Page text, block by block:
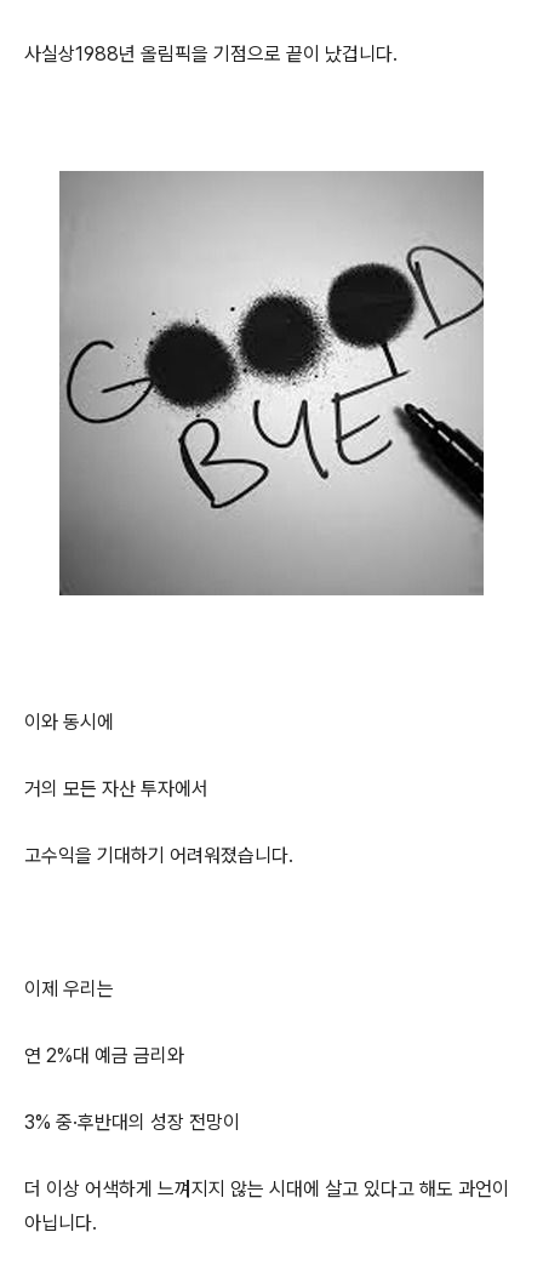
사실상1988년 올림픽을 기점으로 끝이 났겁니다.
이와 동시에
거의 모든 자산 투자에서
고수익을 기대하기 어려워졌습니다.
이제 우리는
연 2%대 예금 금리와
3% 중·후반대의 성장 전망이
더 이상 어색하게 느껴지지 않는 시대에 살고 있다고 해도 과언이
아닙니다.